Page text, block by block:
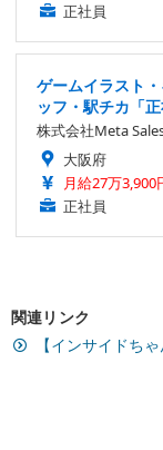
正社員
ゲームイラスト
ッフ・駅チカ「
株式会社Meta
大阪府
月給27万3,900
正社員
関連リンク
【インサイドち